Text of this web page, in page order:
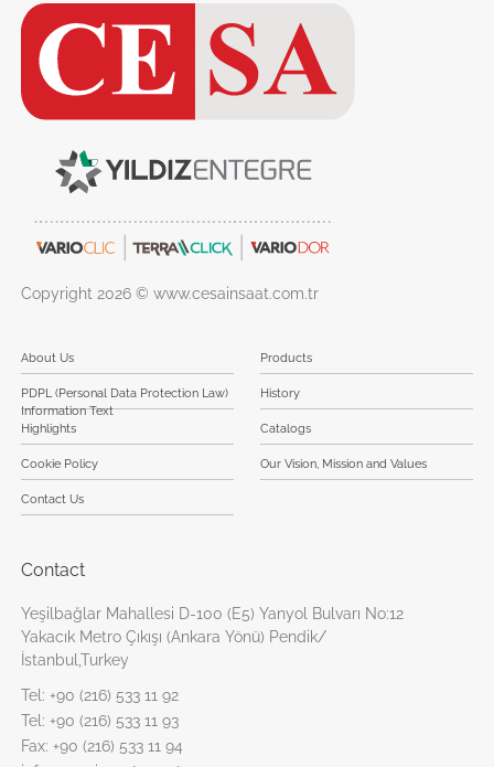
Copyright 2026 © www.cesainsaat.com.tr
About Us Products
PDPL (Personal Data Protection Law)
Information Text
History
Highlights Catalogs
Cookie Policy Our Vision, Mission and Values
Contact Us
Contact
Yeşilbağlar Mahallesi D-100 (E5) Yanyol Bulvarı No:12
Yakacık Metro Çıkışı (Ankara Yönü) Pendik/
İstanbul,Turkey
Tel: +90 (216) 533 11 92
Tel: +90 (216) 533 11 93
Fax: +90 (216) 533 11 94